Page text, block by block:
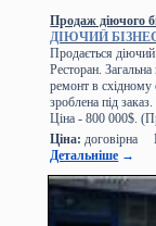
Продаж діючого
ДІЮЧИЙ
Продається діючий
Ресторан.
ремонт в східному
зроблена під
Ціна - 800 000$.
Ціна: договірна
Детальніше →